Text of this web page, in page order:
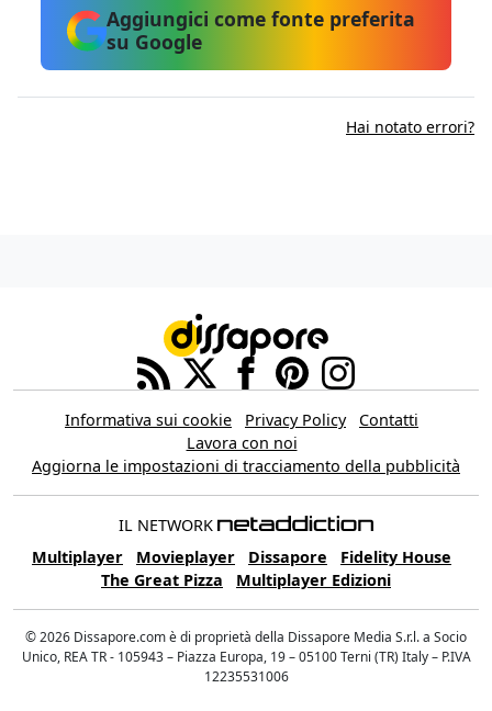
Aggiungici come fonte preferita
su Google
Hai notato errori?
Informativa sui cookie Privacy Policy
Contatti
Lavora con noi
Aggiorna le impostazioni di tracciamento della pubblicità
IL NETWORK
Multiplayer
Movieplayer Dissapore
Fidelity House
The Great Pizza
Multiplayer Edizioni
© 2026 Dissapore.com è di proprietà della Dissapore Media S.r.l. a Socio
Unico, REA TR - 105943 – Piazza Europa, 19 – 05100 Terni (TR) Italy – P.IVA
12235531006